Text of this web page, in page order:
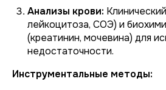
Анализы крови:
лейкоцитоза, СОЭ) и
(креатинин, мочевина) для
недостаточности.
Инструментальные методы: